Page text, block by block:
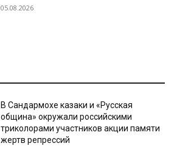
05.08.2026
В Сандармохе казаки и «Русская
община» окружали российскими
триколорами участников акции памяти
жертв репрессий